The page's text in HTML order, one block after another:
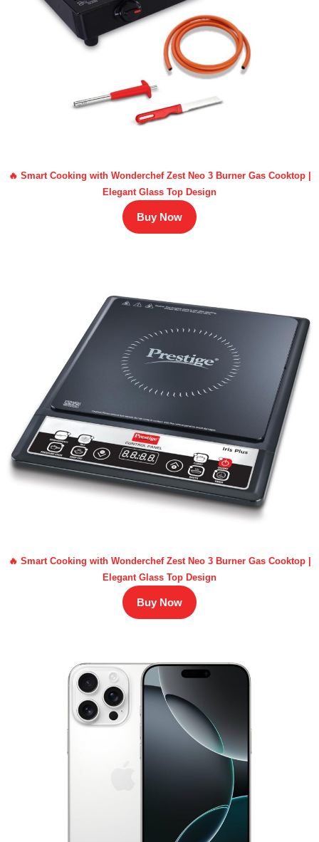
🔥 Smart Cooking with Wonderchef Zest Neo 3 Burner Gas Cooktop |
Elegant Glass Top Design
Buy Now
🔥 Smart Cooking with Wonderchef Zest Neo 3 Burner Gas Cooktop |
Elegant Glass Top Design
Buy Now